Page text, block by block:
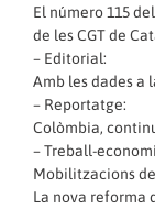
El número 115
de les CGT de
– Editorial:
Amb les dades a
– Reportatge:
Colòmbia,
– Treball-
Mobilitzacions
La nova reforma